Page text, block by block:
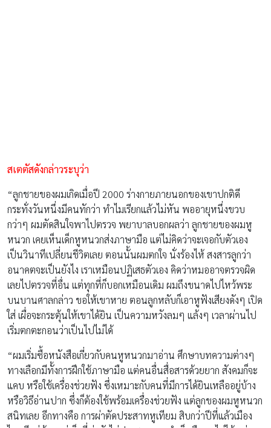
“ผมเริ่มซื้อหนังสือเกี่ยวกับคนหูหนวกมาอ่าน ศึกษาบทความต่างๆ
ทางเลือกมีทั้งการฝึกใช้ภาษามือ แต่คนอื่นสื่อสารด้วยยาก สังคมก็จะ
แคบ หรือใช้เครื่องช่วยฟัง ซึ่งเหมาะกับคนที่มีการได้ยินเหลืออยู่บ้าง
หรือวิธีอ่านปาก ซึ่งก็ต้องใช้พร้อมเครื่องช่วยฟัง แต่ลูกของผมหูหนวก
สนิทเลย อีกทางคือ การผ่าตัดประสาทหูเทียม สิบกว่าปีที่แล้วเมือง
ไทยมีอยู่บ้าง แต่เด็กที่ผ่ามักไม่ประสบความสำเร็จ คือพูดไม่ได้ แต่ผม
คิดว่าถ้าทำสำเร็จ เขาจะสื่อสารกับคนทั่วไปได้เลย ผมเลยเลือกทางนี้
“ประเทศที่ผ่าตัดได้เยอะคือ ออสเตรเลีย ผมติดต่อไปหาหมอคนหนึ่ง
เขาผ่ามานับพันคน บินไปคุยอยู่สองครั้ง แล้วถึงพาลูกไปตรวจ พอรู้
ผลว่าผ่าได้ ตอนนั้นผมเป็นอาจารย์ เลยสอบเอาทุนจากรัฐบาล
เวลาแค่ 2 ชั่วโมง แต่สิ่งสำคัญกว่านั้น คือเราต้องฝึกให้เขาเข้าใจเครื่อง
นี้ ปกติประสาทหูชั้นในมีลักษณะเป็นก้นหอย มีขนๆ อยู่ พอได้ยิน
เสียง ขนก็สั่น แล้วเปลี่ยนเป็นกระแสไฟฟ้าไปกระตุ้นสมอง แต่ลูกของ
ผมไม่มี เลยใส่ขดลวดไฟฟ้าไปแทน เวลาพูดจะเหมือนที่เราพูดกัน แต่
เขาจะได้ยินอีกแบบ สมมุติคำว่า พ่อ เขาก็จะได้ยินเป็น ตื๊ด ตื๊ด ตื๊ด